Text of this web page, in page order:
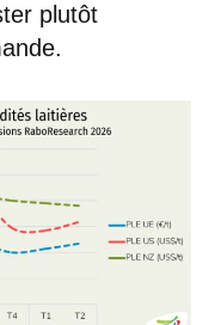
plutôt